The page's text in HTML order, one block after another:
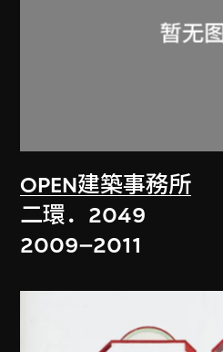
OPEN建築事務所
二環．2049
2009–2011